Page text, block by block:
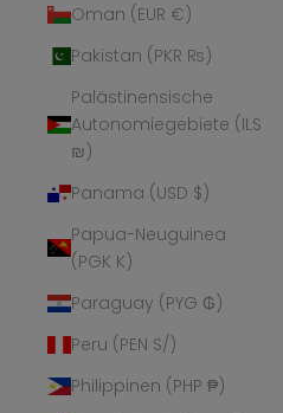
Oman (EUR €)
Pakistan (PKR ₨)
Palästinensische
Autonomiegebiete (ILS
₪)
Panama (USD $)
Papua-Neuguinea
(PGK K)
Paraguay (PYG ₲)
Peru (PEN S/)
Philippinen (PHP ₱)